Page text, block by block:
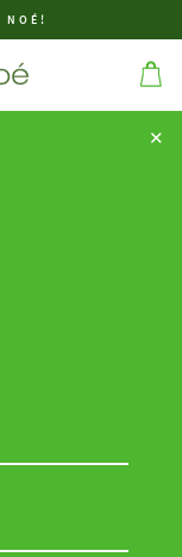
NOÉ!
✕